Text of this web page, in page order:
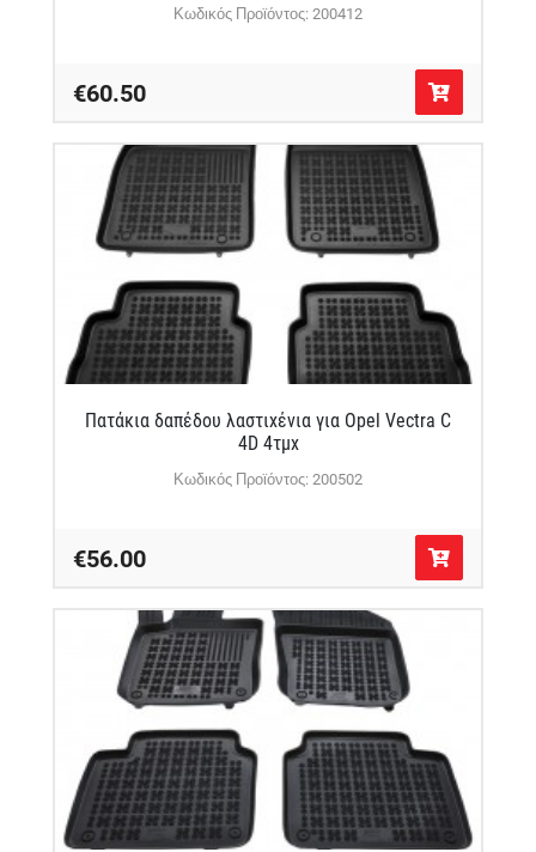
Κωδικός Προϊόντος: 200412
€60.50
Πατάκια δαπέδου λαστιχένια για Opel Vectra C
4D 4τμχ
Κωδικός Προϊόντος: 200502
€56.00